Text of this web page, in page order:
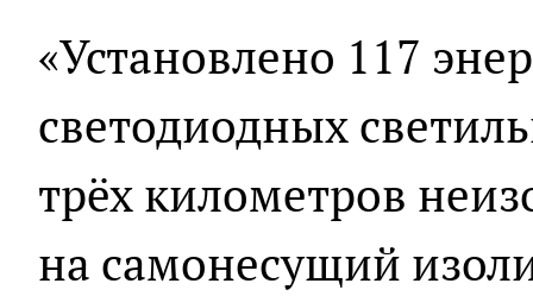
«Установлено 117
светодиодных
трёх километров
на самонесущий